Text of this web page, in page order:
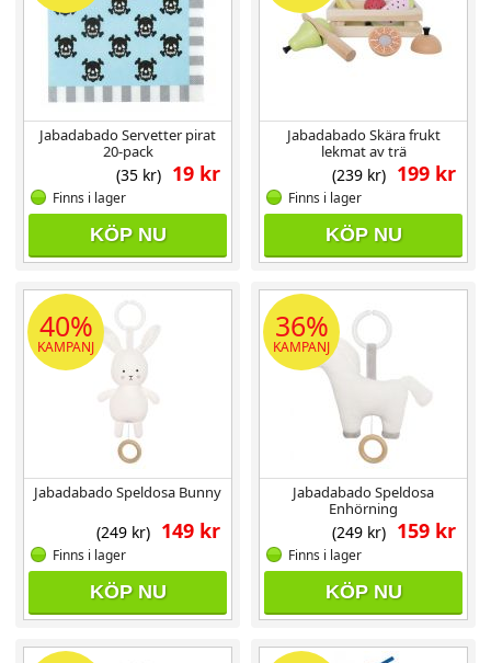
Jabadabado Servetter pirat
20-pack
19 kr
(35 kr)
Finns i lager
KÖP NU
Jabadabado Skära frukt
lekmat av trä
199 kr
(239 kr)
Finns i lager
KÖP NU
40%
KAMPANJ
Jabadabado Speldosa Bunny
149 kr
(249 kr)
Finns i lager
KÖP NU
36%
KAMPANJ
Jabadabado Speldosa
Enhörning
159 kr
(249 kr)
Finns i lager
KÖP NU